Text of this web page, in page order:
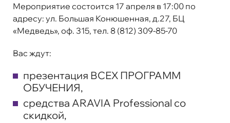
Мероприятие состоится 17 апреля в 17:00 по
адресу: ул. Большая Конюшенная, д.27, БЦ
«Медведь», оф. 315, тел. 8 (812) 309-85-70
Вас ждут:
презентация ВСЕХ ПРОГРАММ
ОБУЧЕНИЯ,
средства ARAVIA Professional со
скидкой,